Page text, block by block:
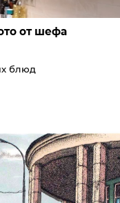
от шефа
блюд